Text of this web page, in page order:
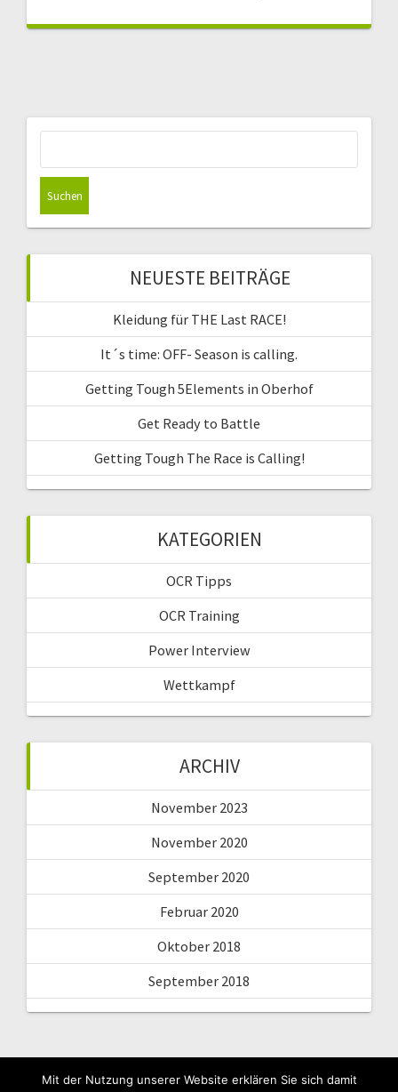
NEUESTE BEITRÄGE
Kleidung für THE Last RACE!
It´s time: OFF- Season is calling.
Getting Tough 5Elements in Oberhof
Get Ready to Battle
Getting Tough The Race is Calling!
KATEGORIEN
OCR Tipps
OCR Training
Power Interview
Wettkampf
ARCHIV
November 2023
November 2020
September 2020
Februar 2020
Oktober 2018
September 2018
Mit der Nutzung unserer Website erklären Sie sich damit